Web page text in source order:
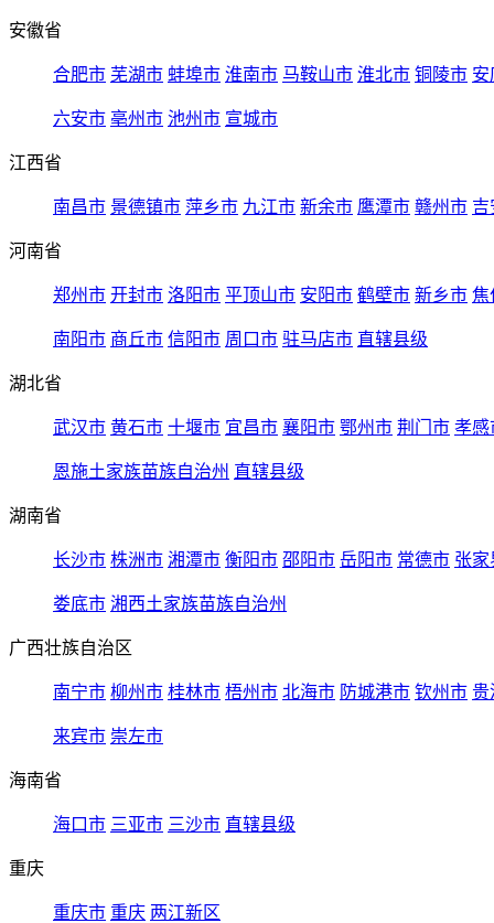
安徽省
合肥市 芜湖市 蚌埠市 淮南市 马鞍山市 淮北市 铜陵市 安
六安市 亳州市 池州市 宣城市
江西省
南昌市 景德镇市 萍乡市 九江市 新余市 鹰潭市 赣州市 吉
河南省
郑州市 开封市 洛阳市 平顶山市 安阳市 鹤壁市 新乡市 焦
南阳市 商丘市 信阳市 周口市 驻马店市 直辖县级
湖北省
武汉市 黄石市 十堰市 宜昌市 襄阳市 鄂州市 荆门市 孝感
恩施土家族苗族自治州 直辖县级
湖南省
长沙市 株洲市 湘潭市 衡阳市 邵阳市 岳阳市 常德市 张家
娄底市 湘西土家族苗族自治州
广西壮族自治区
南宁市 柳州市 桂林市 梧州市 北海市 防城港市 钦州市 贵
来宾市 崇左市
海南省
海口市 三亚市 三沙市 直辖县级
重庆
重庆市 重庆 两江新区